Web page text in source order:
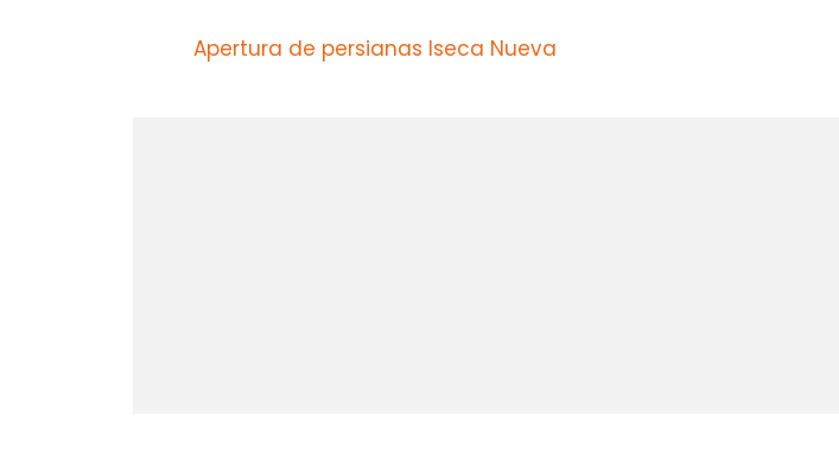
Apertura de persianas Iseca Nueva